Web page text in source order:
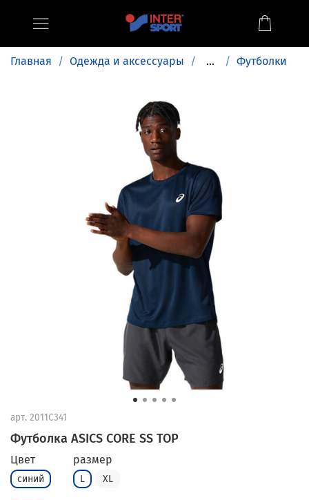
Главная Одежда и аксессуары ... Футболки
арт. 2011C341
Футболка ASICS CORE SS TOP
Цвет
синий
размер
L XL